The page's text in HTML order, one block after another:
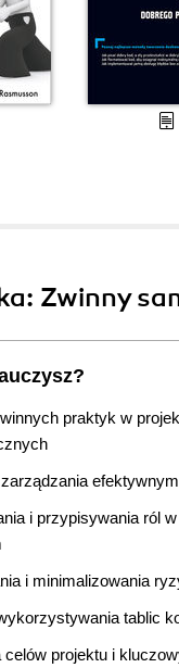
: Zwinny
praktyk w
i przypisywania ról
i minimalizowania
tablic
celów projektu i